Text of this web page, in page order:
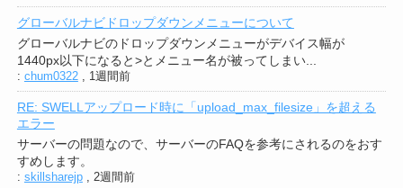
グローバルナビドロップダウンメニューについて
グローバルナビのドロップダウンメニューがデバイス幅が
1440px以下になると>とメニュー名が被ってしまい...
: chum0322, 1週間前
RE: SWELLアップロード時に「upload_max_filesize」を超える
エラー
サーバーの問題なので、サーバーのFAQを参考にされるのをおす
すめします。
: skillsharejp, 2週間前